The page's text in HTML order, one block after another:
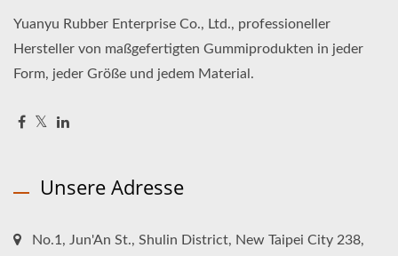
Yuanyu Rubber Enterprise Co., Ltd., professioneller
Hersteller von maßgefertigten Gummiprodukten in jeder
Form, jeder Größe und jedem Material.
Unsere Adresse
No.1, Jun'An St., Shulin District, New Taipei City 238,